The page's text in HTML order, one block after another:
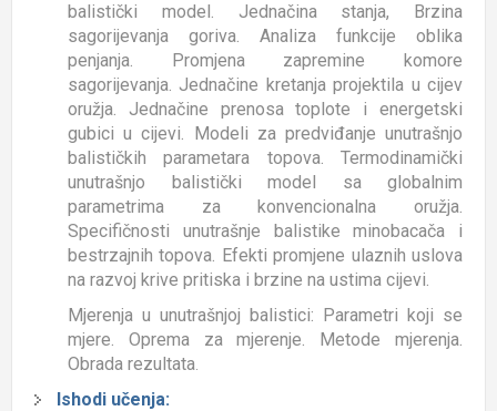
balistički model. Jednačina stanja, Brzina
sagorijevanja goriva. Analiza funkcije oblika
penjanja. Promjena zapremine komore
sagorijevanja. Jednačine kretanja projektila u cijev
oružja. Jednačine prenosa toplote i energetski
gubici u cijevi. Modeli za predviđanje unutrašnjo
balističkih parametara topova. Termodinamički
unutrašnjo balistički model sa globalnim
parametrima za konvencionalna oružja.
Specifičnosti unutrašnje balistike minobacača i
bestrzajnih topova. Efekti promjene ulaznih uslova
na razvoj krive pritiska i brzine na ustima cijevi.
Mjerenja u unutrašnjoj balistici: Parametri koji se
mjere. Oprema za mjerenje. Metode mjerenja.
Obrada rezultata.
Ishodi učenja: